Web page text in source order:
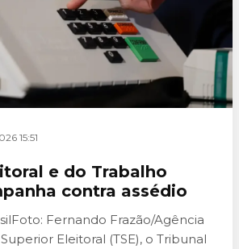
15:51
e do Trabalho
contra assédio
Fernando Frazão/Agência
Eleitoral (TSE), o Tribunal